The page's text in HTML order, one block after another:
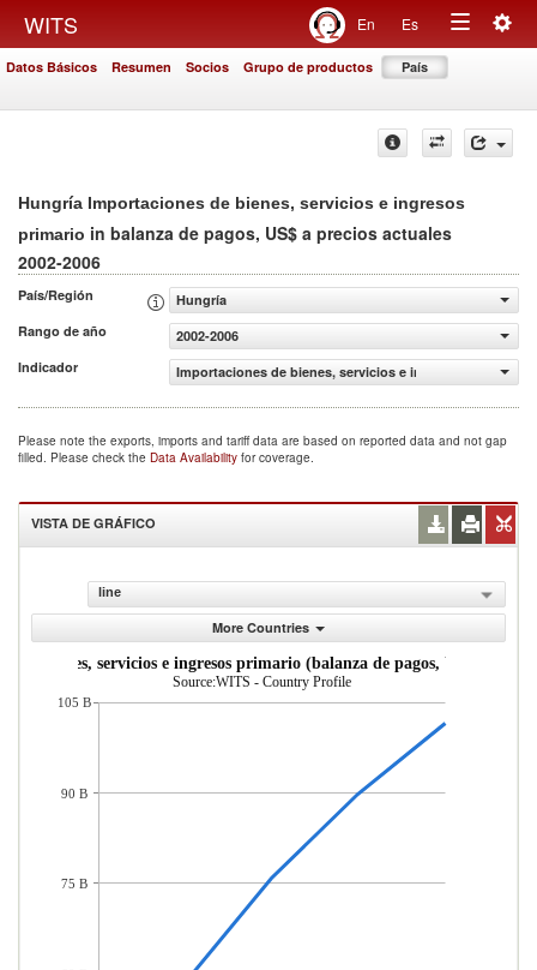
WITS En Es
Toggle
Datos Básicos Resumen Socios Grupo de productos País
Hungría Importaciones de bienes, servicios e ingresos
primario in balanza de pagos, US$ a precios actuales
2002-2006
País/Región
Hungría
Rango de año
2002-2006
Indicador
Importaciones de bienes, servicios e ingresos primario
Please note the exports, imports and tariff data are based on reported data and not gap
filled. Please check the Data Availability for coverage.
VISTA DE GRÁFICO
line
More Countries
de bienes, servicios e ingresos primario (balanza de pagos, US$ a
Source:WITS - Country Profile
105 B
90 B
75 B